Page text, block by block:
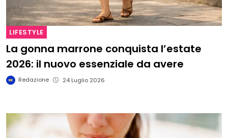
LIFESTYLE
La gonna marrone conquista l’estate
2026: il nuovo essenziale da avere
Redazione 24 Luglio 2026